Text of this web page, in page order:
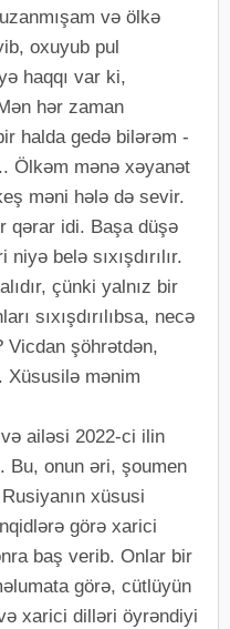
və ölkə
oxuyub pul
haqqı var ki,
hər zaman
halda gedə bilərəm -
Ölkəm mənə xəyanət
məni hələ də sevir.
qərar idi. Başa düşə
belə sıxışdırılır.
çünki yalnız bir
sıxışdırılıbsa, necə
Vicdan şöhrətdən,
Xüsusilə mənim
ailəsi 2022-ci ilin
Bu, onun əri, şoumen
xüsusi
görə xarici
baş verib. Onlar bir
görə, cütlüyün
xarici dilləri öyrəndiyi